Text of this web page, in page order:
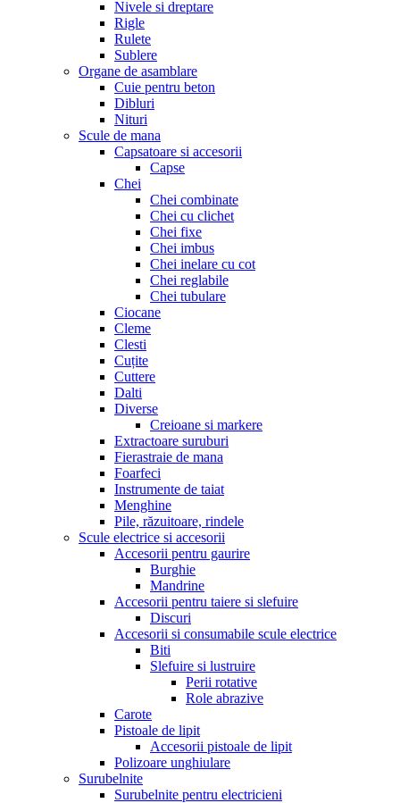
Nivele si dreptare
Rigle
Rulete
Sublere
Organe de asamblare
Cuie pentru beton
Dibluri
Nituri
Scule de mana
Capsatoare si accesorii
Capse
Chei
Chei combinate
Chei cu clichet
Chei fixe
Chei imbus
Chei inelare cu cot
Chei reglabile
Chei tubulare
Ciocane
Cleme
Clesti
Cuțite
Cuttere
Dalti
Diverse
Creioane si markere
Extractoare suruburi
Fierastraie de mana
Foarfeci
Instrumente de taiat
Menghine
Pile, răzuitoare, rindele
Scule electrice si accesorii
Accesorii pentru gaurire
Burghie
Mandrine
Accesorii pentru taiere si slefuire
Discuri
Accesorii si consumabile scule electrice
Biti
Slefuire si lustruire
Perii rotative
Role abrazive
Carote
Pistoale de lipit
Accesorii pistoale de lipit
Polizoare unghiulare
Surubelnite
Surubelnite pentru electricieni